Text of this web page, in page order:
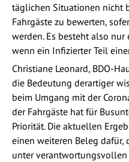
täglichen Situationen nicht
Fahrgäste zu bewerten,
werden. Es besteht also
wenn ein Infizierter Teil
Christiane Leonard, BDO-
die Bedeutung derartiger
beim Umgang mit der
der Fahrgäste hat für
Priorität. Die aktuellen
einen weiteren Beleg dafür,
unter